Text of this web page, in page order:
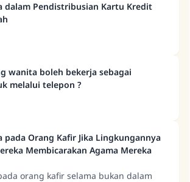
dalam Pendistribusian Kartu Kredit
wanita boleh bekerja sebagai
melalui telepon ?
pada Orang Kafir Jika Lingkungannya
Membicarakan Agama Mereka
orang kafir selama bukan dalam